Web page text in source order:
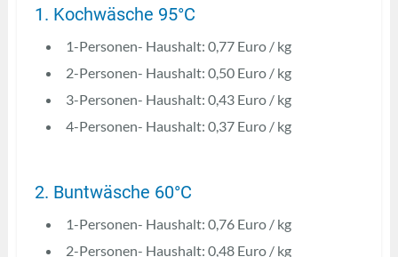
1. Kochwäsche 95°C
1-Personen- Haushalt: 0,77 Euro / kg
2-Personen- Haushalt: 0,50 Euro / kg
3-Personen- Haushalt: 0,43 Euro / kg
4-Personen- Haushalt: 0,37 Euro / kg
2. Buntwäsche 60°C
1-Personen- Haushalt: 0,76 Euro / kg
2-Personen- Haushalt: 0,48 Euro / kg